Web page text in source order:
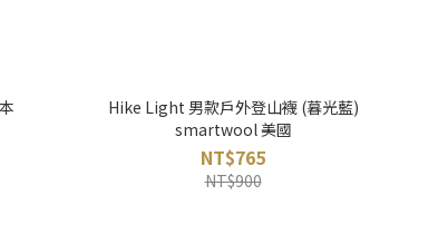
Hike Light 男款戶外登山襪 (暮光藍)
smartwool 美國
NT$765
NT$900